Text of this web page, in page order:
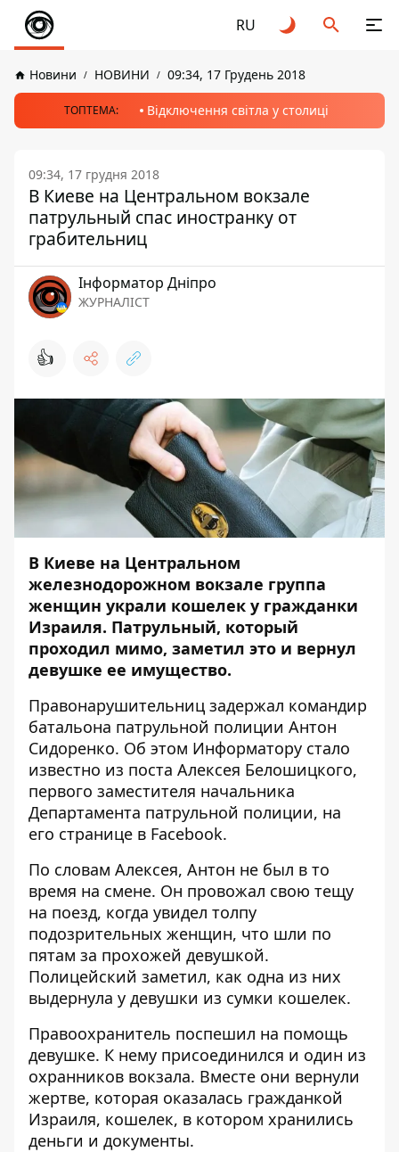
RU
Новини НОВИНИ 09:34, 17 Грудень 2018
ТОПТЕМА: Відключення світла у столиці
09:34, 17 грудня 2018
В Киеве на Центральном вокзале
патрульный спас иностранку от
грабительниц
Інформатор Дніпро
ЖУРНАЛІСТ
👍
В Киеве на Центральном
железнодорожном вокзале группа
женщин украли кошелек у гражданки
Израиля. Патрульный, который
проходил мимо, заметил это и вернул
девушке ее имущество.
Правонарушительниц задержал командир
батальона патрульной полиции Антон
Сидоренко. Об этом Информатору стало
известно из поста Алексея Белошицкого,
первого заместителя начальника
Департамента патрульной полиции, на
его странице в Facebook.
По словам Алексея, Антон не был в то
время на смене. Он провожал свою тещу
на поезд, когда увидел толпу
подозрительных женщин, что шли по
пятам за прохожей девушкой.
Полицейский заметил, как одна из них
выдернула у девушки из сумки кошелек.
Правоохранитель поспешил на помощь
девушке. К нему присоединился и один из
охранников вокзала. Вместе они вернули
жертве, которая оказалась гражданкой
Израиля, кошелек, в котором хранились
деньги и документы.